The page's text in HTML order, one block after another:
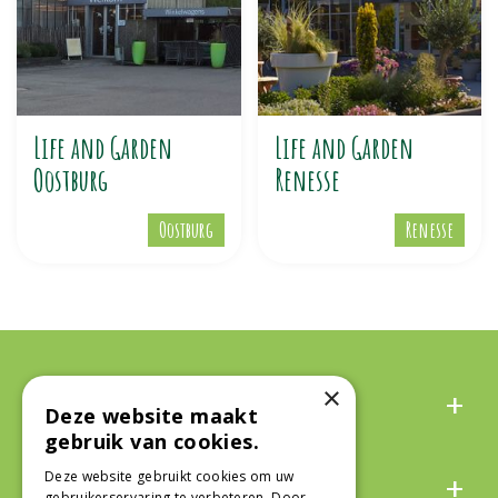
Life and Garden
Oostburg
Oostburg
Life and Garden
Renesse
Renesse
Algemeen
×
Deze website maakt
gebruik van cookies.
Deze website gebruikt cookies om uw